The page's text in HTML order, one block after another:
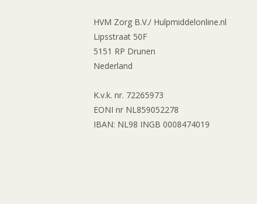
HVM Zorg B.V./ Hulpmiddelonline.nl
Lipsstraat 50F
5151 RP Drunen
Nederland
K.v.k. nr. 72265973
EONI nr NL859052278
IBAN: NL98 INGB 0008474019